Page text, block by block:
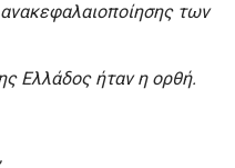
των
Ελλάδος ήταν η ορθή.